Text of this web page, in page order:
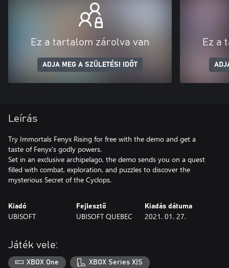
Ez a tartalom zárolva van
ADJA MEG A SZÜLETÉSI IDŐT
Ez a
Leírás
Try Immortals Fenyx Rising for free with the demo and get a
taste of Fenyx’s godly powers.
Set in an exclusive archipelago, the demo sends you on a quest
filled with combat, exploration, and puzzles to discover the
mysterious Secret of the Cyclops.
Kiadó
UBISOFT
Fejlesztő
UBISOFT QUEBEC
Kiadás dátuma
2021. 01. 27.
Játék vele:
XBOX One XBOX Series X|S